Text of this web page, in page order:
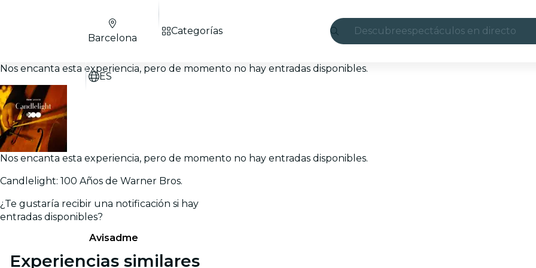
Descubreespectáculos en directo
Barcelona
ES
Categorías
Nos encanta esta experiencia, pero de momento no hay entradas disponibles.
Nos encanta esta experiencia, pero de momento no hay entradas disponibles.
Candlelight: 100 Años de Warner Bros.
¿Te gustaría recibir una notificación si hay
entradas disponibles?
Avisadme
Experiencias similares